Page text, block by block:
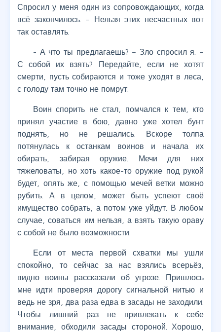
Спросил у меня один из сопровождающих, когда
всё закончилось. – Нельзя этих несчастных вот
так оставлять.
- А что ты предлагаешь? – Зло спросил я. –
С собой их взять? Передайте, если не хотят
смерти, пусть собираются и тоже уходят в леса,
с голоду там точно не помрут.
Воин спорить не стал, помчался к тем, кто
принял участие в бою, давно уже хотел бунт
поднять, но не решались. Вскоре толпа
потянулась к останкам воинов и начала их
обирать, забирая оружие. Мечи для них
тяжеловаты, но хоть какое-то оружие под рукой
будет, опять же, с помощью мечей ветки можно
рубить. А в целом, может быть успеют своё
имущество собрать, а потом уже уйдут. В любом
случае, соваться им нельзя, а взять такую ораву
с собой не было возможности.
Если от места первой схватки мы ушли
спокойно, то сейчас за нас взялись всерьёз,
видно воины рассказали об угрозе. Пришлось
мне идти проверяя дорогу сигнальной нитью и
ведь не зря, два раза едва в засады не заходили.
Чтобы лишний раз не привлекать к себе
внимание, обходили засады стороной. Хорошо,